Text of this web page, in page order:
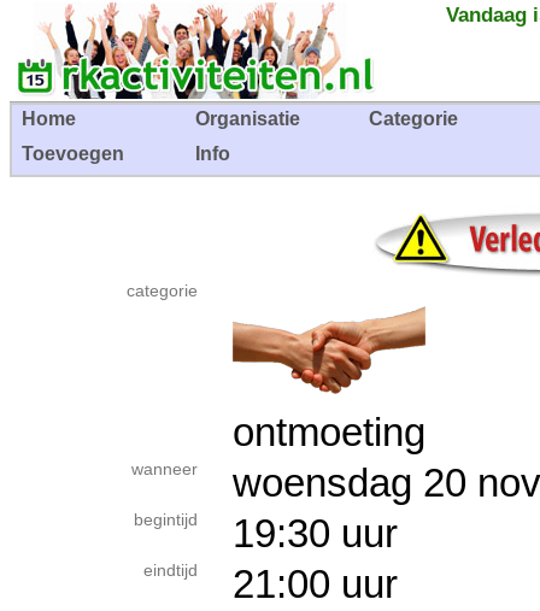
Vandaag
Home Organisatie
Categorie
Toevoegen
Info
categorie
ontmoeting
wanneer woensdag 20
begintijd 19:30 uur
eindtijd 21:00 uur